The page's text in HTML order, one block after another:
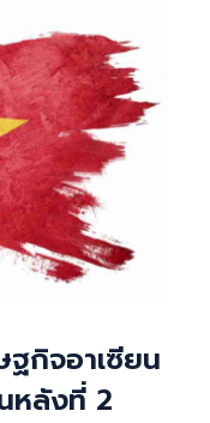
ฐกิจอาเซียน
หลังที่ 2